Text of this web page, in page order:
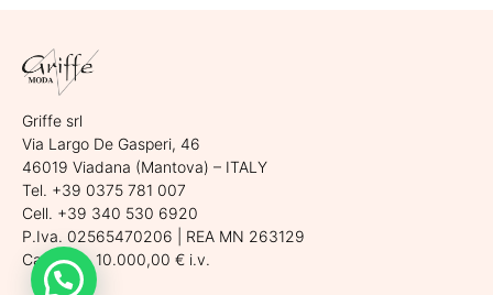
Griffe srl
Via Largo De Gasperi, 46
46019 Viadana (Mantova) – ITALY
Tel. +39 0375 781 007
Cell. +39 340 530 6920
P.Iva. 02565470206 | REA MN 263129
Cap. Soc. 10.000,00 € i.v.